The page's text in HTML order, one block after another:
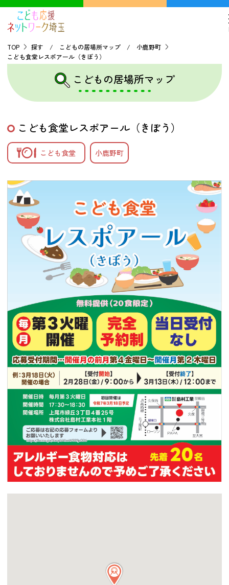
新着情報 音声読み上げ
会員登録
お問い合わせ
TOP
こどもの貧困について
探す
こどもの居場所マップ
バーチャルユースセンター
つながる・支援する
会員募集
会員紹介
マッチング掲示板
お金を寄付する（埼玉県社会福祉協議会HP）
立ち上げる・運営する
居場所づくりアドバイザー
資料・動画
助成金情報
TOP
探す / こどもの居場所マップ / 小鹿野町
こども食堂レスポアール（きぼう）
こどもの居場所マップ
こども食堂レスポアール（きぼう）
こども食堂 小鹿野町